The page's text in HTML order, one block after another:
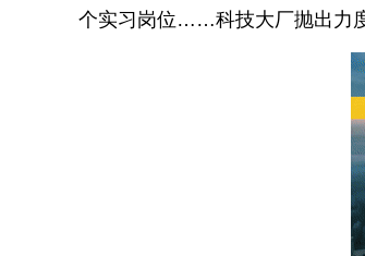
个实习岗位……科技大厂抛出力